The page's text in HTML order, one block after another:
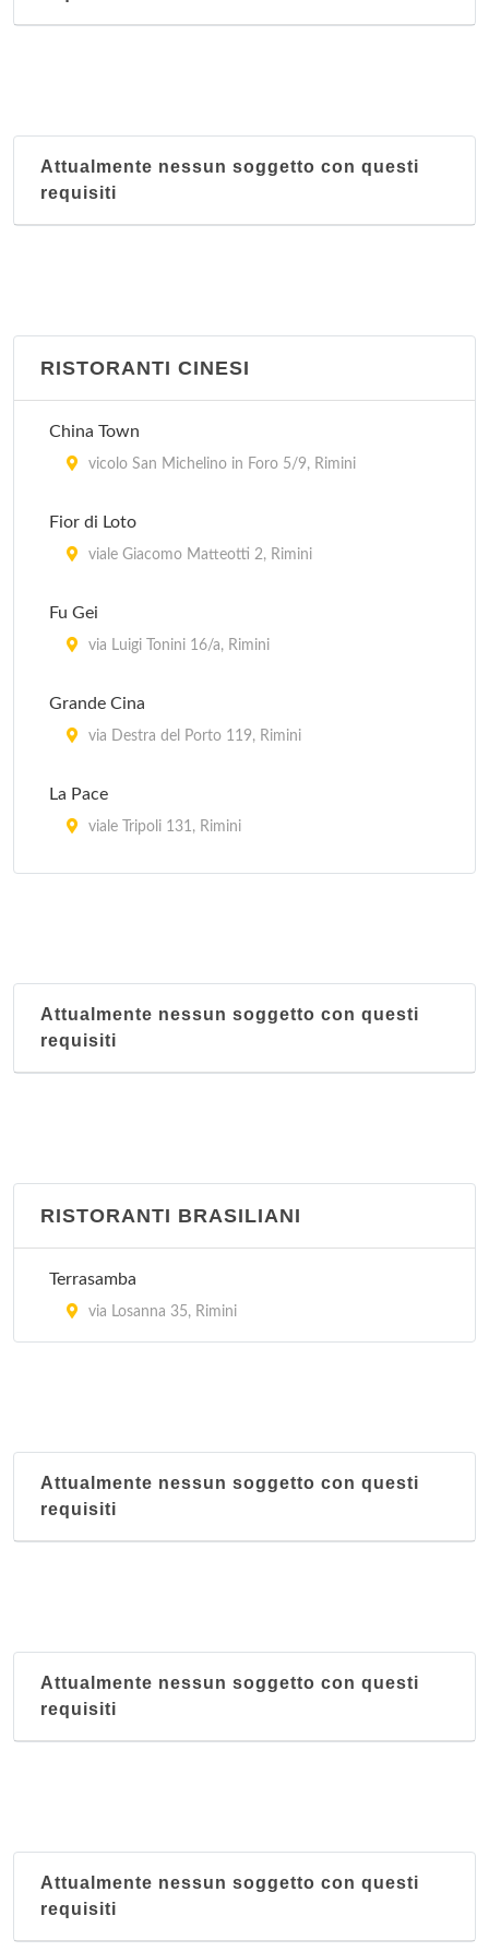
Attualmente nessun soggetto con questi
requisiti
RISTORANTI CINESI
China Town
vicolo San Michelino in Foro 5/9, Rimini
Fior di Loto
viale Giacomo Matteotti 2, Rimini
Fu Gei
via Luigi Tonini 16/a, Rimini
Grande Cina
via Destra del Porto 119, Rimini
La Pace
viale Tripoli 131, Rimini
viale Ennio Coletti 20, Rimini
Attualmente nessun soggetto con questi
requisiti
RISTORANTI BRASILIANI
Terrasamba
via Losanna 35, Rimini
Attualmente nessun soggetto con questi
requisiti
Attualmente nessun soggetto con questi
requisiti
Attualmente nessun soggetto con questi
requisiti